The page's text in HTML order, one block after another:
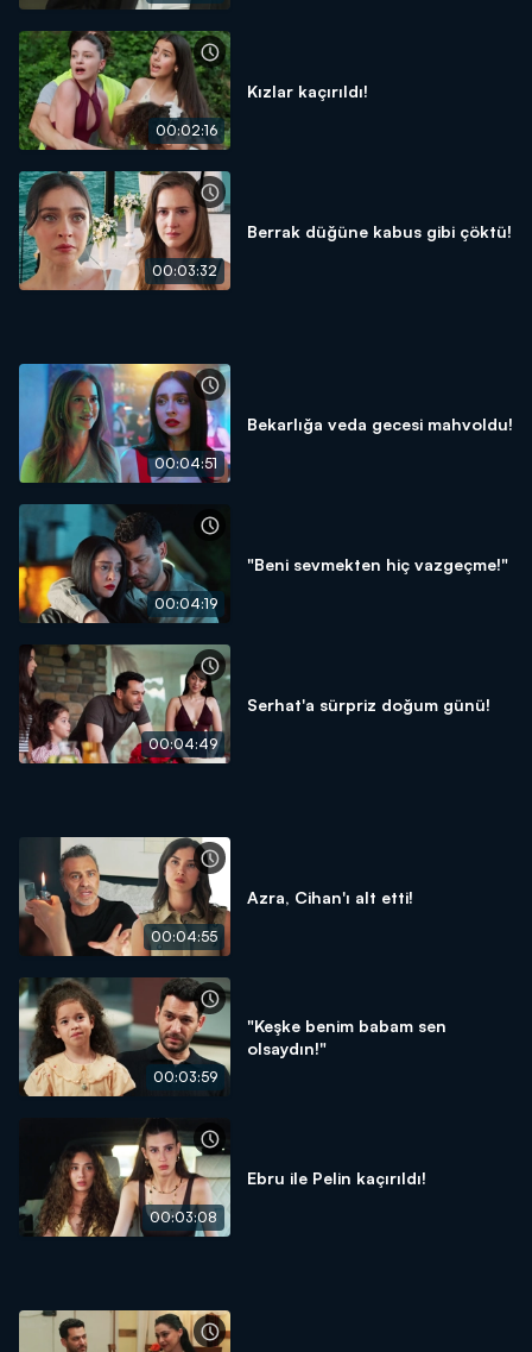
00:02:16
Kızlar kaçırıldı!
00:03:32
Berrak düğüne kabus gibi çöktü!
00:04:51
Bekarlığa veda gecesi mahvoldu!
00:04:19
"Beni sevmekten hiç vazgeçme!"
00:04:49
Serhat'a sürpriz doğum günü!
00:04:55
Azra, Cihan'ı alt etti!
00:03:59
"Keşke benim babam sen
olsaydın!"
00:03:08
Ebru ile Pelin kaçırıldı!